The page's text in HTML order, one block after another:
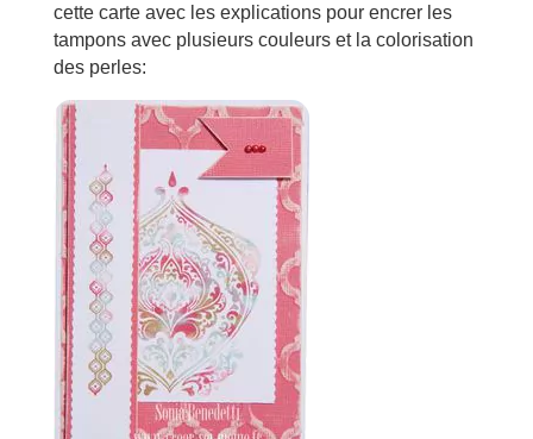
cette carte avec les explications pour encrer les
tampons avec plusieurs couleurs et la colorisation
des perles: